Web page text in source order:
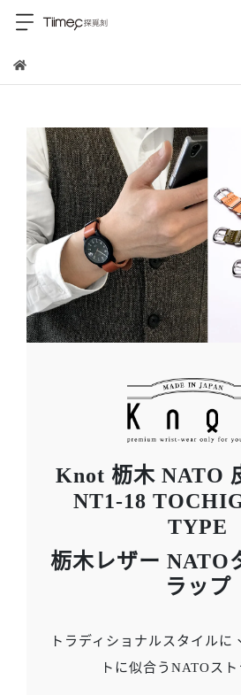
Knot 枥木 NATO
NT1-18
TYPE
栃木レザー NATO
ラップ
トラディショナルスタイルに
トに似合うNATOスト